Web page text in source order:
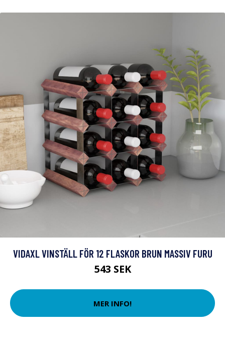
VIDAXL VINSTÄLL FÖR 12 FLASKOR BRUN MASSIV FURU
543 SEK
MER INFO!